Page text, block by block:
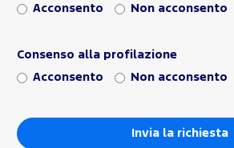
Acconsento Non acconsento
Consenso alla profilazione
Acconsento Non acconsento